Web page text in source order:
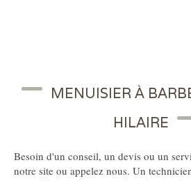
MENUISIER À
HILAIRE
Besoin d'un conseil, un devis ou un
notre site ou appelez nous. Un